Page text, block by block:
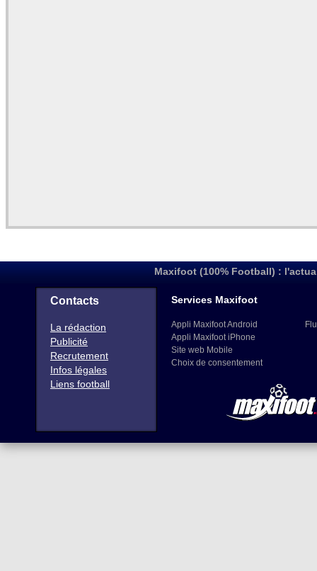
Maxifoot (100% Football) :
Contacts
La rédaction
Publicité
Recrutement
Infos légales
Liens football
Services Maxifoot
Appli Maxifoot Android
Appli Maxifoot iPhone
Site web Mobile
Choix de consentement